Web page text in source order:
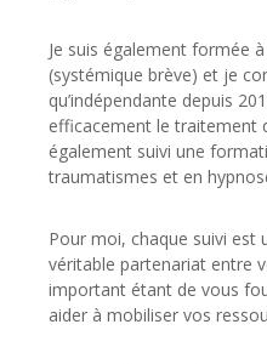
Je suis également formée
(systémique brève) et je
qu’indépendante depuis
efficacement le traitement
également suivi une
traumatismes et en
Pour moi, chaque suivi est
véritable partenariat entre
important étant de vous
aider à mobiliser vos